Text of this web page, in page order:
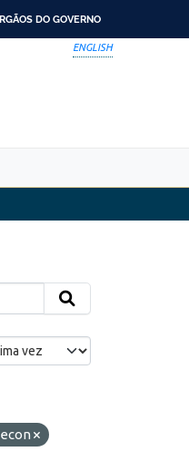
DO GOVERNO
ENGLISH